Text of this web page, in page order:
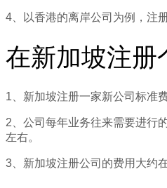
4、以香港的离岸公司为例，注
在新加坡注册
1、新加坡注册一家新公司标准
2、公司每年业务往来需要进行
左右。
3、新加坡注册公司的费用大约